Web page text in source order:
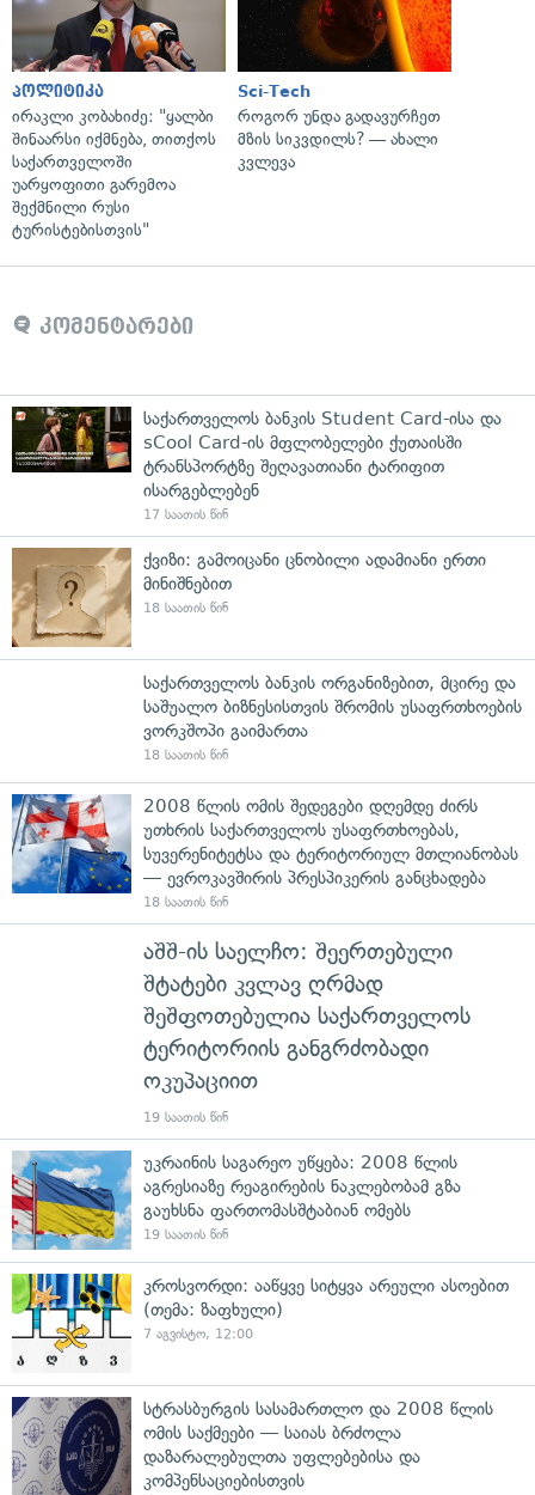
პოლიტიკა
ირაკლი კობახიძე: "ყალბი
შინაარსი იქმნება, თითქოს
საქართველოში
უარყოფითი გარემოა
შექმნილი რუსი
ტურისტებისთვის"
Sci-Tech
როგორ უნდა გადავურჩეთ
მზის სიკვდილს? — ახალი
კვლევა
კომენტარები
საქართველოს ბანკის Student Card-ისა და
sCool Card-ის მფლობელები ქუთაისში
ტრანსპორტზე შეღავათიანი ტარიფით
ისარგებლებენ
17 საათის წინ
ქვიზი: გამოიცანი ცნობილი ადამიანი ერთი
მინიშნებით
18 საათის წინ
საქართველოს ბანკის ორგანიზებით, მცირე და
საშუალო ბიზნესისთვის შრომის უსაფრთხოების
ვორკშოპი გაიმართა
18 საათის წინ
2008 წლის ომის შედეგები დღემდე ძირს
უთხრის საქართველოს უსაფრთხოებას,
სუვერენიტეტსა და ტერიტორიულ მთლიანობას
— ევროკავშირის პრესპიკერის განცხადება
18 საათის წინ
აშშ-ის საელჩო: შეერთებული
შტატები კვლავ ღრმად
შეშფოთებულია საქართველოს
ტერიტორიის განგრძობადი
ოკუპაციით
19 საათის წინ
უკრაინის საგარეო უწყება: 2008 წლის
აგრესიაზე რეაგირების ნაკლებობამ გზა
გაუხსნა ფართომასშტაბიან ომებს
19 საათის წინ
კროსვორდი: ააწყვე სიტყვა არეული ასოებით
(თემა: ზაფხული)
7 აგვისტო, 12:00
სტრასბურგის სასამართლო და 2008 წლის
ომის საქმეები — საიას ბრძოლა
დაზარალებულთა უფლებებისა და
კომპენსაციებისთვის